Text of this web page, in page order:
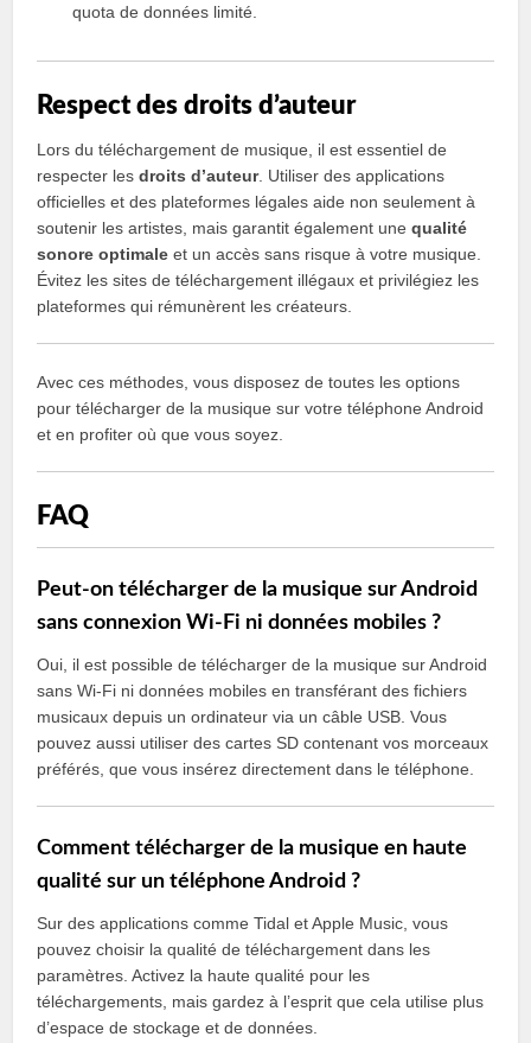
quota de données limité.
Respect des droits d’auteur
Lors du téléchargement de musique, il est essentiel de
respecter lesdroits d’auteur. Utiliser des applications
officielles et des plateformes légales aide non seulement à
soutenir les artistes, mais garantit également unequalité
sonore optimale et un accès sans risque à votre musique.
Évitez les sites de téléchargement illégaux et privilégiez les
plateformes qui rémunèrent les créateurs.
Avec ces méthodes, vous disposez de toutes les options
pour télécharger de la musique sur votre téléphone Android
et en profiter où que vous soyez.
FAQ
Peut-on télécharger de la musique sur Android
sans connexion Wi-Fi ni données mobiles ?
Oui, il est possible de télécharger de la musique sur Android
sans Wi-Fi ni données mobiles en transférant des fichiers
musicaux depuis un ordinateur via un câble USB. Vous
pouvez aussi utiliser des cartes SD contenant vos morceaux
préférés, que vous insérez directement dans le téléphone.
Comment télécharger de la musique en haute
qualité sur un téléphone Android ?
Sur des applications comme Tidal et Apple Music, vous
pouvez choisir la qualité de téléchargement dans les
paramètres. Activez la haute qualité pour les
téléchargements, mais gardez à l’esprit que cela utilise plus
d’espace de stockage et de données.